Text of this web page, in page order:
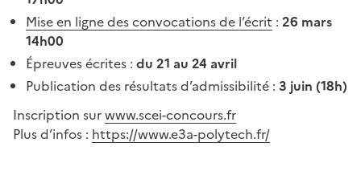
Mise en ligne des convocations de l’écrit : 26 mars
14h00
Épreuves écrites : du 21 au 24 avril
Publication des résultats d’admissibilité : 3 juin (18h)
Inscription surwww.scei-concours.fr
Plus d’infos : https://www.e3a-polytech.fr/